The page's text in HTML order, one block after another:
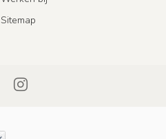
Sitemap